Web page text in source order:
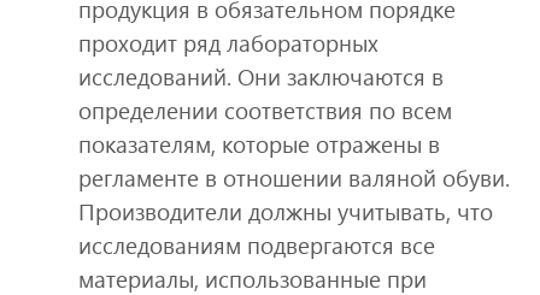
продукция в обязательном порядке
проходит ряд лабораторных
исследований. Они заключаются в
определении соответствия по всем
показателям, которые отражены в
регламенте в отношении валяной обуви.
Производители должны учитывать, что
исследованиям подвергаются все
материалы, использованные при